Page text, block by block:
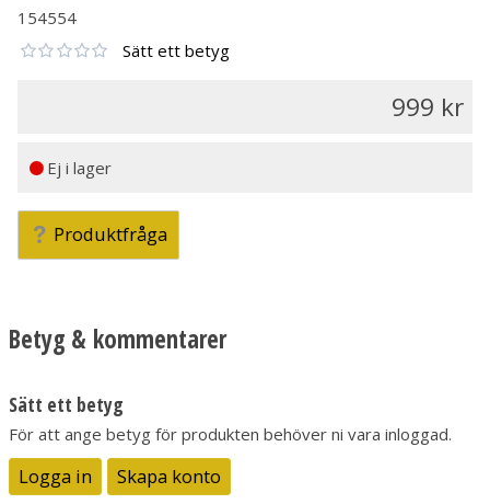
154554
Sätt ett betyg
999
Ej i lager
Produktfråga
Betyg & kommentarer
Sätt ett betyg
För att ange betyg för produkten behöver ni vara inloggad.
Logga in Skapa konto